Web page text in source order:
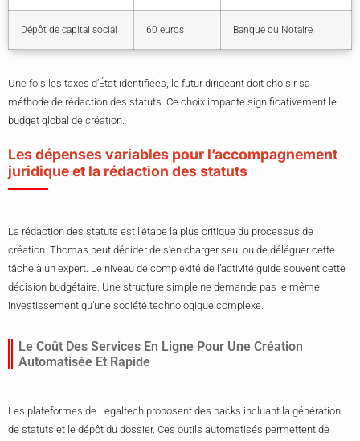
Dépôt de capital social 60 euros Banque ou Notaire
Une fois les taxes d’État identifiées, le futur dirigeant doit choisir sa
méthode de rédaction des statuts. Ce choix impacte significativement le
budget global de création.
Les dépenses variables pour l’accompagnement
juridique et la rédaction des statuts
La rédaction des statuts est l’étape la plus critique du processus de
création. Thomas peut décider de s’en charger seul ou de déléguer cette
tâche à un expert. Le niveau de complexité de l’activité guide souvent cette
décision budgétaire. Une structure simple ne demande pas le même
investissement qu’une société technologique complexe.
Le Coût Des Services En Ligne Pour Une Création
Automatisée Et Rapide
Les plateformes de Legaltech proposent des packs incluant la génération
de statuts et le dépôt du dossier. Ces outils automatisés permettent de